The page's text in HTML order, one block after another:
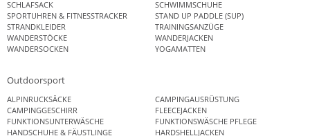
SCHLAFSACK
SCHWIMMSCHUHE
SPORTUHREN & FITNESSTRACKER
STAND UP PADDLE (SUP)
STRANDKLEIDER
TRAININGSANZÜGE
WANDERSTÖCKE
WANDERJACKEN
WANDERSOCKEN
YOGAMATTEN
Outdoorsport
ALPINRUCKSÄCKE
CAMPINGAUSRÜSTUNG
CAMPINGGESCHIRR
FLEECEJACKEN
FUNKTIONSUNTERWÄSCHE
FUNKTIONSWÄSCHE PFLEGE
HANDSCHUHE & FÄUSTLINGE
HARDSHELLJACKEN